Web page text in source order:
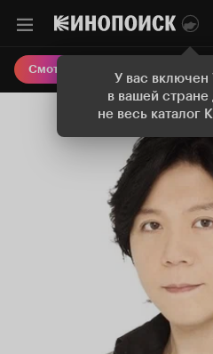
У вас включен
в вашей стране
не весь каталог
Смотреть кино